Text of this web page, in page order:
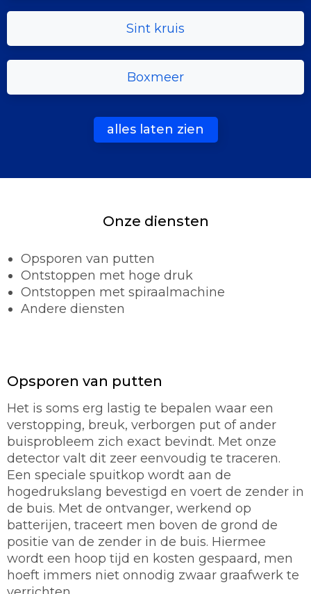
Sint kruis
Boxmeer
alles laten zien
Onze diensten
Opsporen van putten
Ontstoppen met hoge druk
Ontstoppen met spiraalmachine
Andere diensten
Opsporen van putten
Het is soms erg lastig te bepalen waar een
verstopping, breuk, verborgen put of ander
buisprobleem zich exact bevindt. Met onze
detector valt dit zeer eenvoudig te traceren.
Een speciale spuitkop wordt aan de
hogedrukslang bevestigd en voert de zender in
de buis. Met de ontvanger, werkend op
batterijen, traceert men boven de grond de
positie van de zender in de buis. Hiermee
wordt een hoop tijd en kosten gespaard, men
hoeft immers niet onnodig zwaar graafwerk te